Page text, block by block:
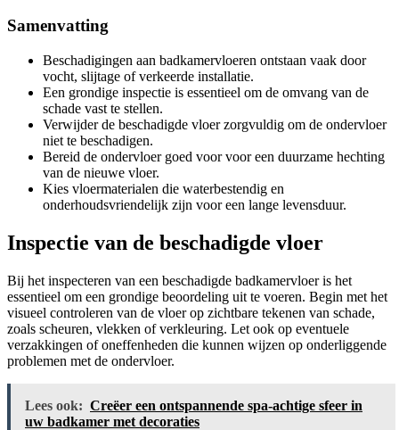
Samenvatting
Beschadigingen aan badkamervloeren ontstaan vaak door
vocht, slijtage of verkeerde installatie.
Een grondige inspectie is essentieel om de omvang van de
schade vast te stellen.
Verwijder de beschadigde vloer zorgvuldig om de ondervloer
niet te beschadigen.
Bereid de ondervloer goed voor voor een duurzame hechting
van de nieuwe vloer.
Kies vloermaterialen die waterbestendig en
onderhoudsvriendelijk zijn voor een lange levensduur.
Inspectie van de beschadigde vloer
Bij het inspecteren van een beschadigde badkamervloer is het
essentieel om een grondige beoordeling uit te voeren. Begin met het
visueel controleren van de vloer op zichtbare tekenen van schade,
zoals scheuren, vlekken of verkleuring. Let ook op eventuele
verzakkingen of oneffenheden die kunnen wijzen op onderliggende
problemen met de ondervloer.
Lees ook: Creëer een ontspannende spa-achtige sfeer in
uw badkamer met decoraties